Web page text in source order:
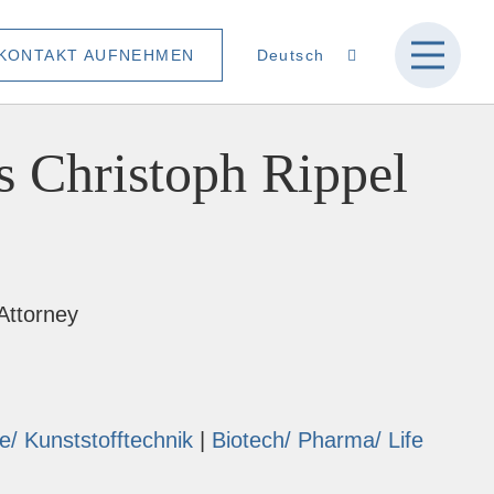
AUFNEHMEN
Christoph Rippel
Kunststofftechnik Biotech/ Pharma/ Life